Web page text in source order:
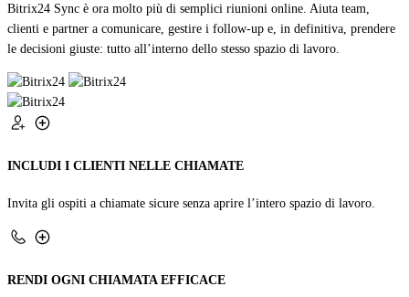
Bitrix24 Sync è ora molto più di semplici riunioni online. Aiuta team,
clienti e partner a comunicare, gestire i follow-up e, in definitiva, prendere
le decisioni giuste: tutto all’interno dello stesso spazio di lavoro.
INCLUDI I CLIENTI NELLE CHIAMATE
Invita gli ospiti a chiamate sicure senza aprire l’intero spazio di lavoro.
RENDI OGNI CHIAMATA EFFICACE